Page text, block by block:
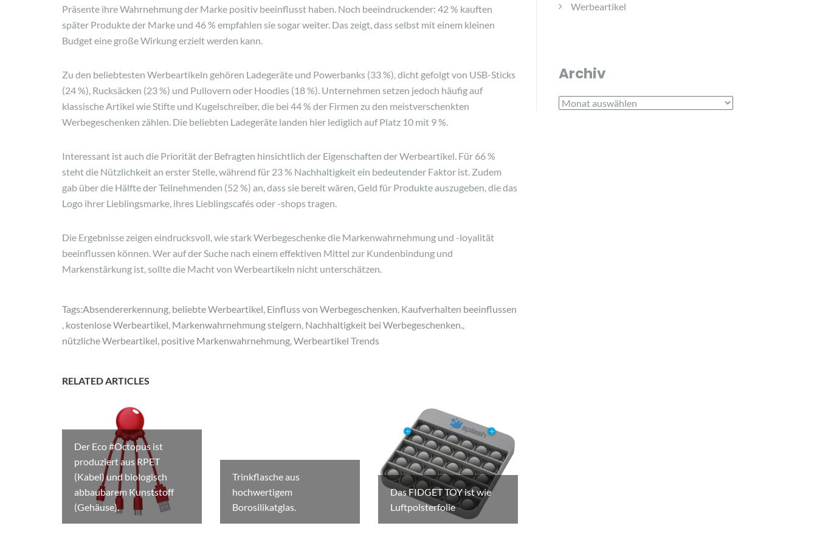
Präsente ihre Wahrnehmung der Marke positiv beeinflusst haben. Noch beeindruckender: 42 % kauften
später Produkte der Marke und 46 % empfahlen sie sogar weiter. Das zeigt, dass selbst mit einem kleinen
Budget eine große Wirkung erzielt werden kann.
Zu den beliebtesten Werbeartikeln gehören Ladegeräte und Powerbanks (33 %), dicht gefolgt von USB-Sticks
(24 %), Rucksäcken (23 %) und Pullovern oder Hoodies (18 %). Unternehmen setzen jedoch häufig auf
klassische Artikel wie Stifte und Kugelschreiber, die bei 44 % der Firmen zu den meistverschenkten
Werbegeschenken zählen. Die beliebten Ladegeräte landen hier lediglich auf Platz 10 mit 9 %.
Interessant ist auch die Priorität der Befragten hinsichtlich der Eigenschaften der Werbeartikel. Für 66 %
steht die Nützlichkeit an erster Stelle, während für 23 % Nachhaltigkeit ein bedeutender Faktor ist. Zudem
gab über die Hälfte der Teilnehmenden (52 %) an, dass sie bereit wären, Geld für Produkte auszugeben, die das
Logo ihrer Lieblingsmarke, ihres Lieblingscafés oder -shops tragen.
Die Ergebnisse zeigen eindrucksvoll, wie stark Werbegeschenke die Markenwahrnehmung und -loyalität
beeinflussen können. Wer auf der Suche nach einem effektiven Mittel zur Kundenbindung und
Markenstärkung ist, sollte die Macht von Werbeartikeln nicht unterschätzen.
Tags:Absendererkennung, beliebte Werbeartikel, Einfluss von Werbegeschenken, Kaufverhalten beeinflussen
, kostenlose Werbeartikel, Markenwahrnehmung steigern, Nachhaltigkeit bei Werbegeschenken.,
nützliche Werbeartikel, positive Markenwahrnehmung,Werbeartikel Trends
RELATED ARTICLES
Der Eco #Octopus ist
produziert aus RPET
(Kabel) und biologisch
abbaubarem Kunststoff
(Gehäuse).
Trinkflasche aus
hochwertigem
Borosilikatglas.
Das FIDGET TOY ist wie
Luftpolsterfolie
Werbeartikel
Archiv
Archiv